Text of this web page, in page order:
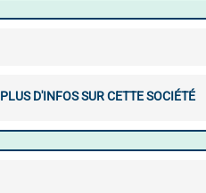
PLUS D'INFOS SUR CETTE SOCIÉTÉ